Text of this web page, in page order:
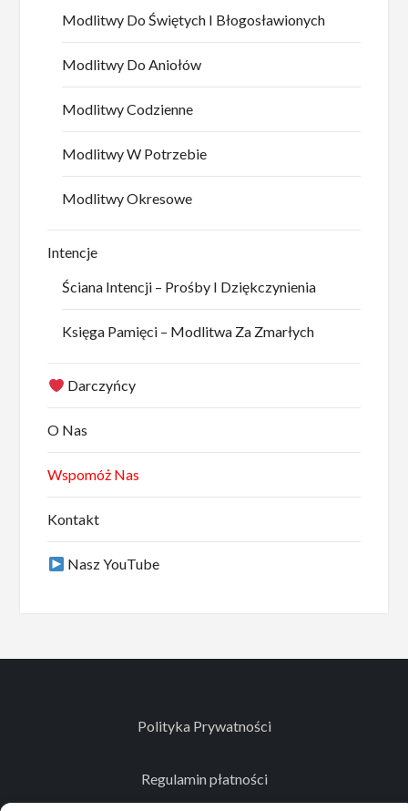
Modlitwy Do Świętych I Błogosławionych
Modlitwy Do Aniołów
Modlitwy Codzienne
Modlitwy W Potrzebie
Modlitwy Okresowe
Intencje
Ściana Intencji – Prośby I Dziękczynienia
Księga Pamięci – Modlitwa Za Zmarłych
Darczyńcy
O Nas
Wspomóż Nas
Kontakt
Nasz YouTube
Polityka Prywatności
Regulamin płatności